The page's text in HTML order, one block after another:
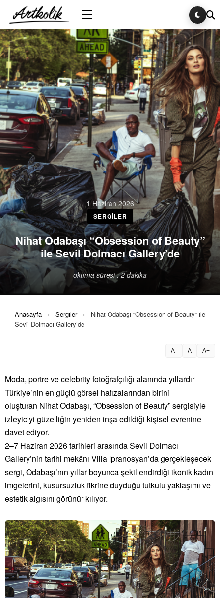
1 Haziran 2026
SERGILER
Nihat Odabaşı “Obsession of Beauty”
ile Sevil Dolmacı Gallery’de
okuma süresi : 2 dakika
Anasayfa › Sergiler ›
Nihat Odabaşı “Obsession of Beauty” ile
Sevil Dolmacı Gallery’de
A- A A+
Moda, portre ve celebrity fotoğrafçılığı alanında yıllardır
Türkiye’nin en güçlü görsel hafızalarından birini
oluşturan Nihat Odabaşı, “Obsession of Beauty” sergisiyle
izleyiciyi güzelliğin yeniden inşa edildiği kişisel evrenine
davet ediyor.
2–7 Haziran 2026 tarihleri arasında Sevil Dolmacı
Gallery’nin tarihi mekânı Villa Ipranosyan’da gerçekleşecek
sergi, Odabaşı’nın yıllar boyunca şekillendirdiği ikonik kadın
imgelerini, kusursuzluk fikrine duyduğu tutkulu yaklaşımı ve
estetik algısını görünür kılıyor.